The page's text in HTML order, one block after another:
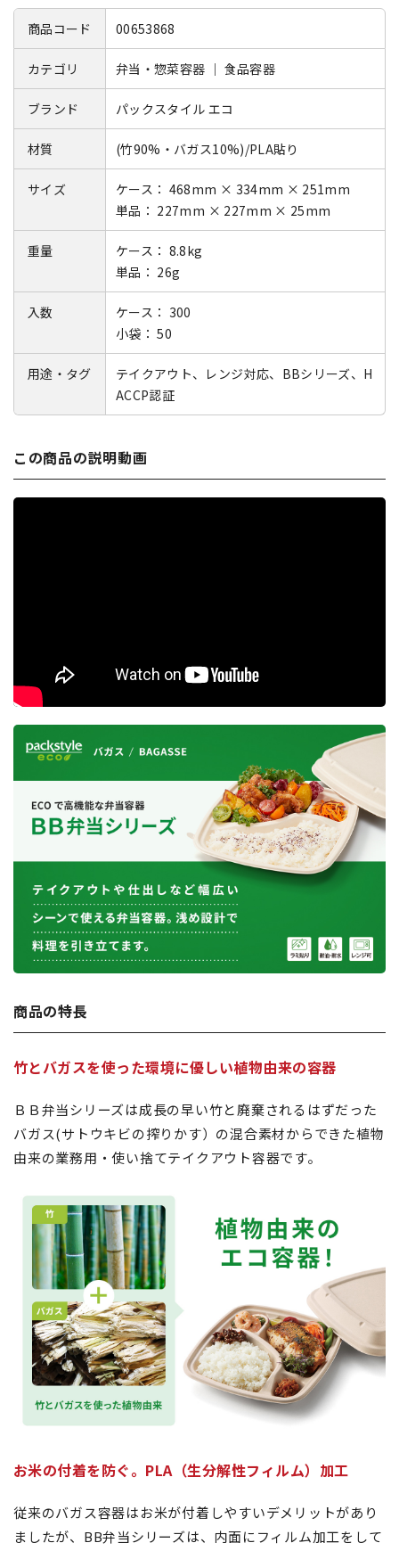
商品コード 00653868
カテゴリ 弁当・惣菜容器 ｜ 食品容器
ブランド パックスタイル エコ
材質 (竹90%・バガス10%)/PLA貼り
サイズ
ケース： 468mm × 334mm × 251mm
単品： 227mm × 227mm × 25mm
重量
ケース： 8.8kg
単品： 26g
入数
ケース： 300
小袋： 50
用途・タグ
テイクアウト、レンジ対応、BBシリーズ、H
ACCP認証
この商品の説明動画
商品の特長
竹とバガスを使った環境に優しい植物由来の容器
ＢＢ弁当シリーズは成長の早い竹と廃棄されるはずだった
バガス(サトウキビの搾りかす）の混合素材からできた植物
由来の業務用・使い捨てテイクアウト容器です。
お米の付着を防ぐ。PLA（生分解性フィルム）加工
従来のバガス容器はお米が付着しやすいデメリットがあり
ましたが、BB弁当シリーズは、内面にフィルム加工をして